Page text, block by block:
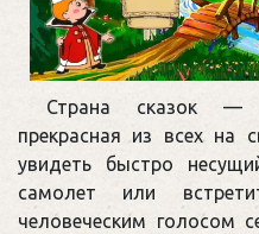
Страна сказок —
прекрасная из всех на
увидеть быстро
самолет или
человеческим голосом